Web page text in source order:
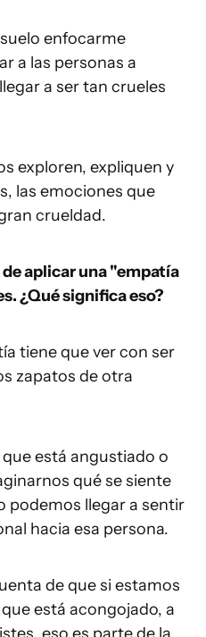
enfocarme
a las personas a
a ser tan crueles
exploren, expliquen y
las emociones que
crueldad.
aplicar una "empatía
¿Qué significa eso?
tiene que ver con ser
zapatos de otra
está angustiado o
qué se siente
podemos llegar a sentir
hacia esa persona.
de que si estamos
está acongojado, a